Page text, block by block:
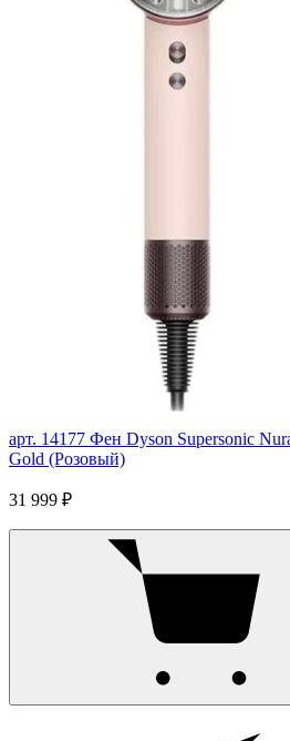
арт. 14177 Фен Dyson Supersonic
Gold (Розовый)
31 999 ₽